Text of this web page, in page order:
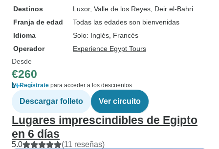
Destinos
Luxor, Valle de los Reyes , Deir el-Bahri
Franja de edad
Todas las edades son bienvenidas
Idioma
Solo: Inglés, Francés
Operador
Experience Egypt Tours
Desde
€260
Regístrate para acceder a los descuentos
Descargar folleto Ver circuito
Lugares imprescindibles de Egipto
en 6 días
5.0 (11 reseñas)